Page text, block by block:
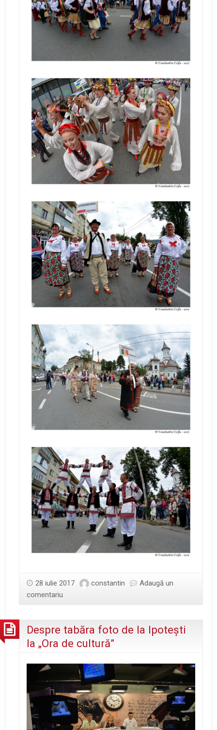
28 iulie 2017 constantin
Adaugă un
comentariu
Despre tabăra foto de la Ipoteşti
la „Ora de cultură”